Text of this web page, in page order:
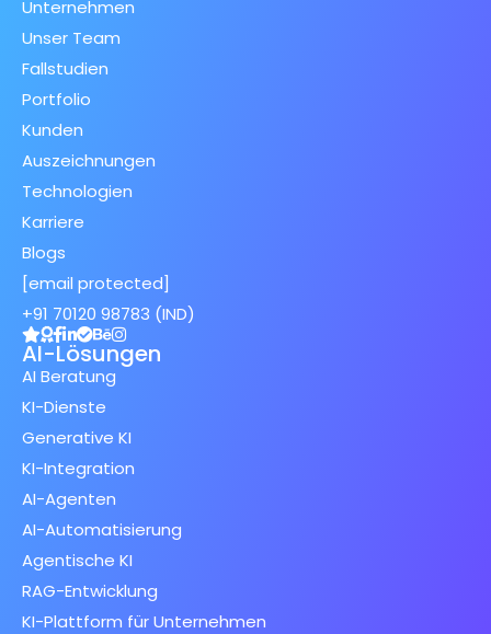
Unternehmen
Unser Team
Fallstudien
Portfolio
Kunden
Auszeichnungen
Technologien
Karriere
Blogs
[email protected]
+91 70120 98783 (IND)
AI-Lösungen
AI Beratung
KI-Dienste
Generative KI
KI-Integration
AI-Agenten
AI-Automatisierung
Agentische KI
RAG-Entwicklung
KI-Plattform für Unternehmen